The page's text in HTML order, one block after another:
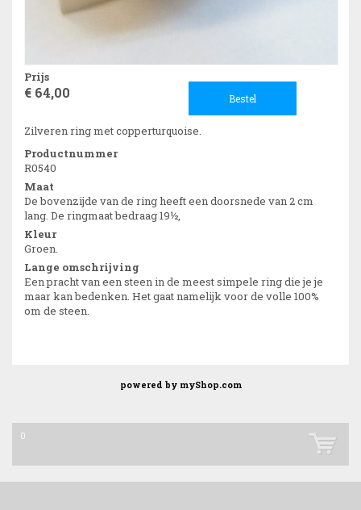
Prijs
€ 64,00 Bestel
Zilveren ring met copperturquoise.
Productnummer
R0540
Maat
De bovenzijde van de ring heeft een doorsnede van 2 cm
lang. De ringmaat bedraag 19½,
Kleur
Groen.
Lange omschrijving
Een pracht van een steen in de meest simpele ring die je je
maar kan bedenken. Het gaat namelijk voor de volle 100%
om de steen.
powered by myShop.com
0